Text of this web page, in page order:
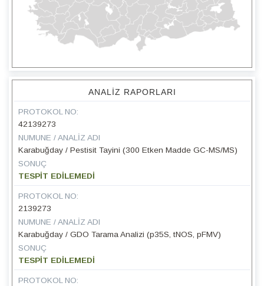
ANALIZ RAPORLARI
PROTOKOL NO:
42139273
NUMUNE / ANALIZ ADI
Karabuğday / Pestisit Tayini (300 Etken Madde GC-MS/MS)
SONUÇ
TESPİT EDİLEMEDİ
PROTOKOL NO:
2139273
NUMUNE / ANALIZ ADI
Karabuğday / GDO Tarama Analizi (p35S, tNOS, pFMV)
SONUÇ
TESPİT EDİLEMEDİ
PROTOKOL NO: